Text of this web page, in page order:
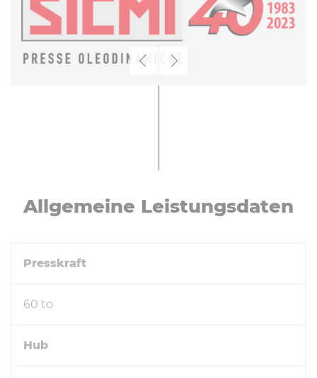
ZurückWeiter
All­ge­mei­ne Leis­tungs­da­ten
Presskraft
60 to
Hub